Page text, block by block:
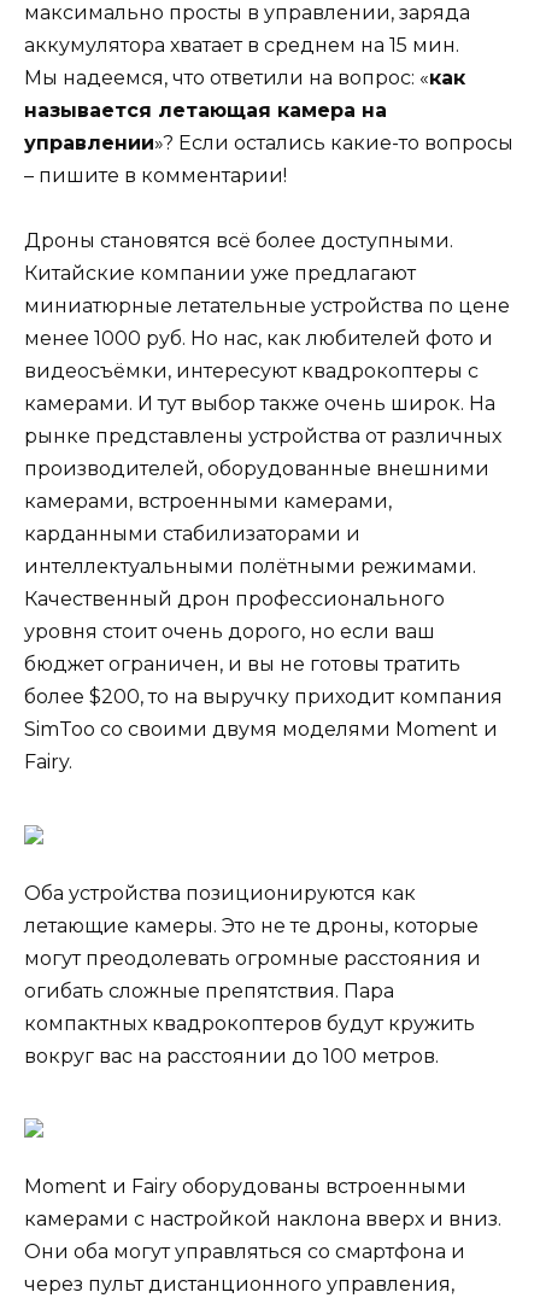
максимально просты в управлении, заряда
аккумулятора хватает в среднем на 15 мин.
Мы надеемся, что ответили на вопрос: «как
называется летающая камера на
управлении»? Если остались какие-то вопросы
– пишите в комментарии!
Дроны становятся всё более доступными.
Китайские компании уже предлагают
миниатюрные летательные устройства по цене
менее 1000 руб. Но нас, как любителей фото и
видеосъёмки, интересуют квадрокоптеры с
камерами. И тут выбор также очень широк. На
рынке представлены устройства от различных
производителей, оборудованные внешними
камерами, встроенными камерами,
карданными стабилизаторами и
интеллектуальными полётными режимами.
Качественный дрон профессионального
уровня стоит очень дорого, но если ваш
бюджет ограничен, и вы не готовы тратить
более $200, то на выручку приходит компания
SimToo со своими двумя моделями Moment и
Fairy.
Оба устройства позиционируются как
летающие камеры. Это не те дроны, которые
могут преодолевать огромные расстояния и
огибать сложные препятствия. Пара
компактных квадрокоптеров будут кружить
вокруг вас на расстоянии до 100 метров.
Moment и Fairy оборудованы встроенными
камерами с настройкой наклона вверх и вниз.
Они оба могут управляться со смартфона и
через пульт дистанционного управления,